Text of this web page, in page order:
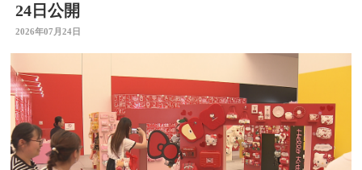
24日公開
2026年07月24日